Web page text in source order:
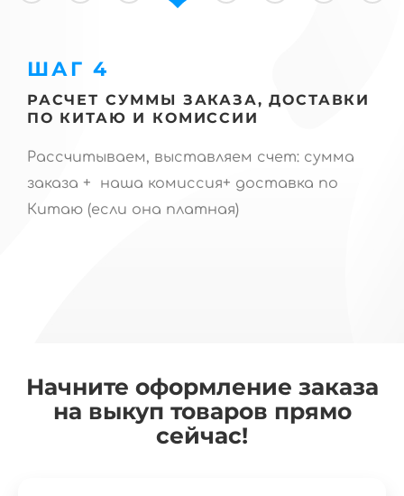
ШАГ 4
РАСЧЕТ СУММЫ ЗАКАЗА, ДОСТАВКИ
ПО КИТАЮ И КОМИССИИ
Рассчитываем, выставляем счет: сумма
заказа + наша комиссия+ доставка по
Китаю (если она платная)
Начните оформление заказа
на выкуп товаров прямо
сейчас!